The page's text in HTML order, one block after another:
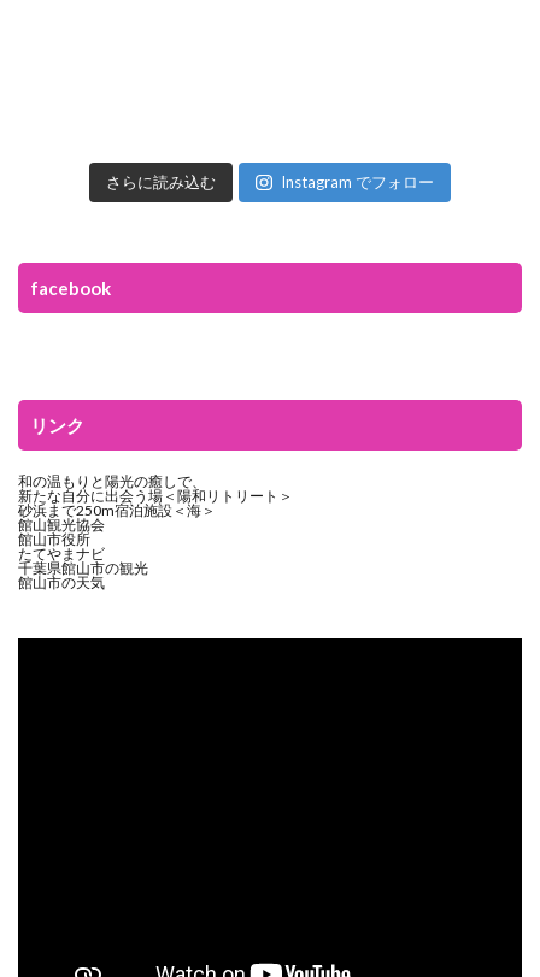
さらに読み込む Instagram でフォロー
facebook
リンク
和の温もりと陽光の癒しで、
新たな自分に出会う場＜陽和リトリート＞
砂浜まで250m宿泊施設＜海＞
館山観光協会
館山市役所
たてやまナビ
千葉県館山市の観光
館山市の天気